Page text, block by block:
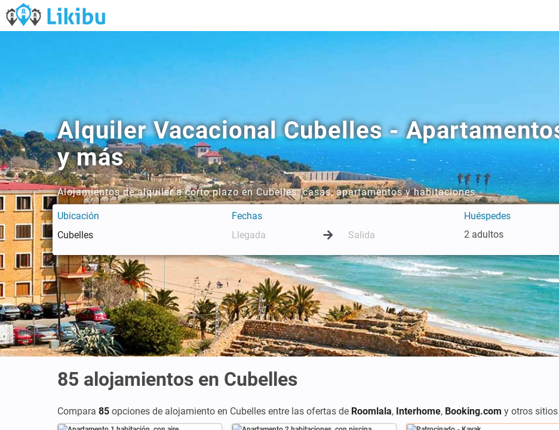
Alquiler Vacacional Cubelles -
y más
Alojamientos de alquiler a corto plazo en Cubelles: casas, apartamentos y habitaciones.
Ubicación Fechas
Huéspedes
2 adultos
85 alojamientos en Cubelles
Compara 85 opciones de alojamiento en Cubelles entre las ofertas de Roomlala, Interhome, Booking.com y otros